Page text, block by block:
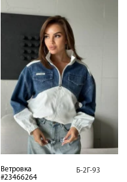
Ветровка
#23466264
Б-2Г-93